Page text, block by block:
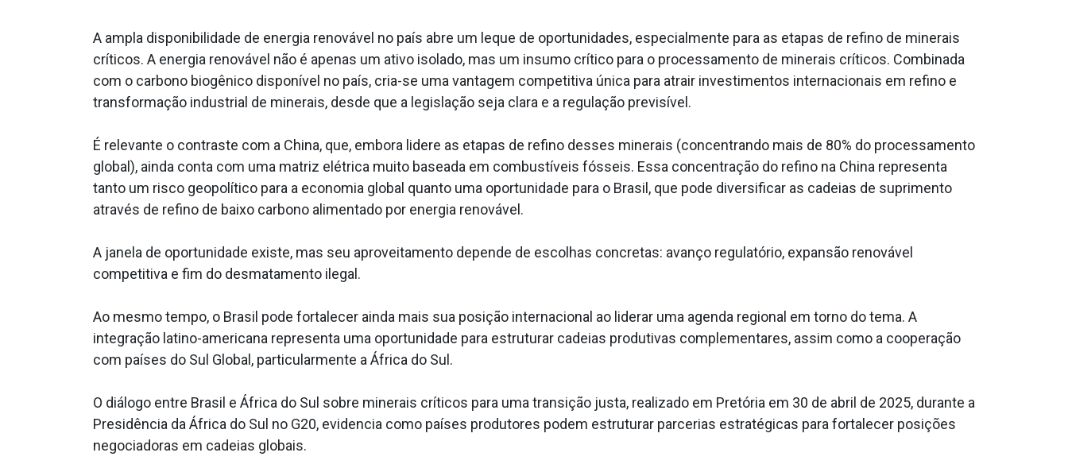
A ampla disponibilidade de energia renovável no país abre um leque de oportunidades, especialmente para as etapas de refino de minerais
críticos. A energia renovável não é apenas um ativo isolado, mas um insumo crítico para o processamento de minerais críticos. Combinada
com o carbono biogênico disponível no país, cria-se uma vantagem competitiva única para atrair investimentos internacionais em refino e
transformação industrial de minerais, desde que a legislação seja clara e a regulação previsível.
É relevante o contraste com a China, que, embora lidere as etapas de refino desses minerais (concentrando mais de 80% do processamento
global), ainda conta com uma matriz elétrica muito baseada em combustíveis fósseis. Essa concentração do refino na China representa
tanto um risco geopolítico para a economia global quanto uma oportunidade para o Brasil, que pode diversificar as cadeias de suprimento
através de refino de baixo carbono alimentado por energia renovável.
A janela de oportunidade existe, mas seu aproveitamento depende de escolhas concretas: avanço regulatório, expansão renovável
competitiva e fim do desmatamento ilegal.
Ao mesmo tempo, o Brasil pode fortalecer ainda mais sua posição internacional ao liderar uma agenda regional em torno do tema. A
integração latino-americana representa uma oportunidade para estruturar cadeias produtivas complementares, assim como a cooperação
com países do Sul Global, particularmente a África do Sul.
O diálogo entre Brasil e África do Sul sobre minerais críticos para uma transição justa, realizado em Pretória em 30 de abril de 2025, durante a
Presidência da África do Sul no G20, evidencia como países produtores podem estruturar parcerias estratégicas para fortalecer posições
negociadoras em cadeias globais.